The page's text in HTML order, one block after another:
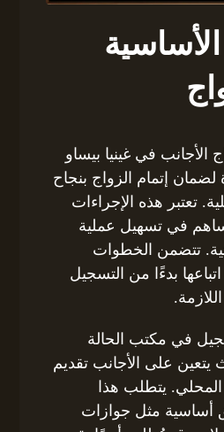
في غينيا بيساو
إتمام الزواج بنجاح
تعتبر هذه الإجراءات
في تسهيل عملية
تتضمن الخطوات
بدءًا من التسجيل
في مكتب الحالة
يتعين على الأجانب تقديم
يتطلب هذا
أساسية مثل جوازات